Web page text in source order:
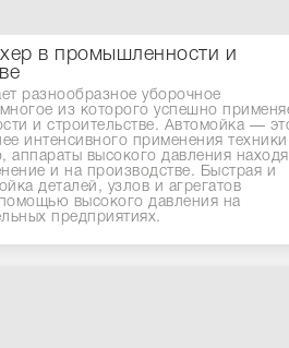
в промышленности и
разнообразное уборочное
из которого успешно
и строительстве. Автомойка —
интенсивного применения техники
аппараты высокого давления
и на производстве. Быстрая и
деталей, узлов и агрегатов
высокого давления на
предприятиях.